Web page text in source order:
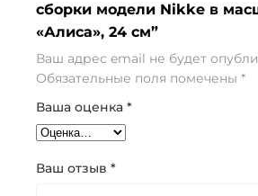
сборки модели Nikke в
«Алиса», 24 см”
Ваш адрес email не будет
Обязательные поля помечены *
Ваша оценка *
Ваш отзыв *